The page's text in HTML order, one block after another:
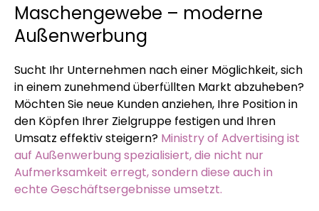
Maschengewebe – moderne
Außenwerbung
Sucht Ihr Unternehmen nach einer Möglichkeit, sich
in einem zunehmend überfüllten Markt abzuheben?
Möchten Sie neue Kunden anziehen, Ihre Position in
den Köpfen Ihrer Zielgruppe festigen und Ihren
Umsatz effektiv steigern? Ministry of Advertising ist
auf Außenwerbung spezialisiert, die nicht nur
Aufmerksamkeit erregt, sondern diese auch in
echte Geschäftsergebnisse umsetzt.